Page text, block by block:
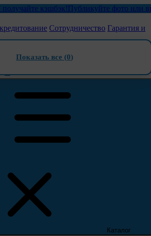
кэшбэк!Публикуйте фото или видео
Сотрудничество Гарантия и
Каталог
Показать все (0)